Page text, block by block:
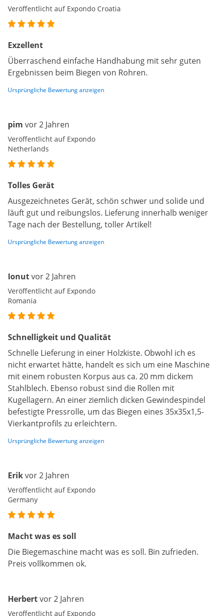
Veröffentlicht auf Expondo Croatia
Exzellent
Überraschend einfache Handhabung mit sehr guten
Ergebnissen beim Biegen von Rohren.
Ursprüngliche Bewertung anzeigen
pim vor 2 Jahren
Veröffentlicht auf Expondo
Netherlands
Tolles Gerät
Ausgezeichnetes Gerät, schön schwer und solide und
läuft gut und reibungslos. Lieferung innerhalb weniger
Tage nach der Bestellung, toller Artikel!
Ursprüngliche Bewertung anzeigen
Ionutvor 2 Jahren
Veröffentlicht auf Expondo
Romania
Schnelligkeit und Qualität
Schnelle Lieferung in einer Holzkiste. Obwohl ich es
nicht erwartet hätte, handelt es sich um eine Maschine
mit einem robusten Korpus aus ca. 20 mm dickem
Stahlblech. Ebenso robust sind die Rollen mit
Kugellagern. An einer ziemlich dicken Gewindespindel
befestigte Pressrolle, um das Biegen eines 35x35x1,5-
Vierkantprofils zu erleichtern.
Ursprüngliche Bewertung anzeigen
Erikvor 2 Jahren
Veröffentlicht auf Expondo
Germany
Macht was es soll
Die Biegemaschine macht was es soll. Bin zufrieden.
Preis vollkommen ok.
Herbertvor 2 Jahren
Veröffentlicht auf Expondo